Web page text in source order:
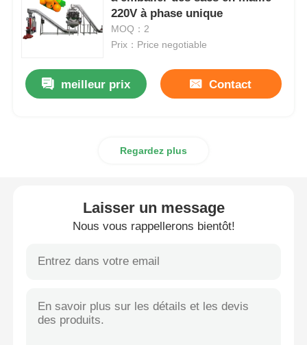
Machine à emballer à plusieurs voies
Machine déshydratante de machine à mettre sous
machine à cartonner
220V à phase unique
MOQ：2
Prix：Price negotiable
meilleur prix Contact
Regardez plus
Laisser un message
Nous vous rappellerons bientôt!